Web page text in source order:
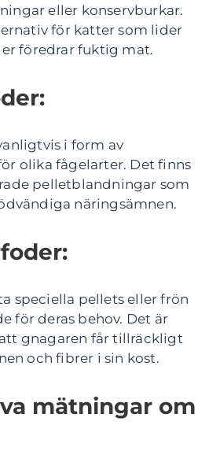
eller konservburkar.
för katter som lider
föredrar fuktig mat.
i form av
olika fågelarter. Det finns
pelletblandningar som
näringsämnen.
speciella pellets eller frön
för deras behov. Det är
gnagaren får tillräckligt
och fibrer i sin kost.
mätningar om